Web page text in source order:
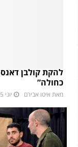
להקת קולבן
כחולה”
מאת איטו אבירם יוני 25, 2026